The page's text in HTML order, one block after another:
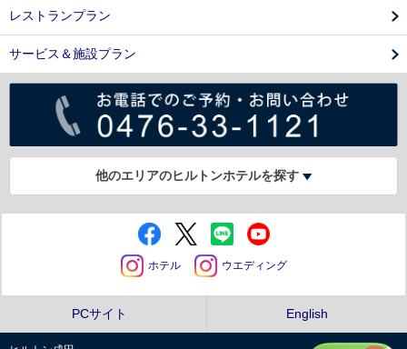
レストランプラン
サービス＆施設プラン
他のエリアのヒルトンホテルを探す
ホテル ウエディング
PCサイト English